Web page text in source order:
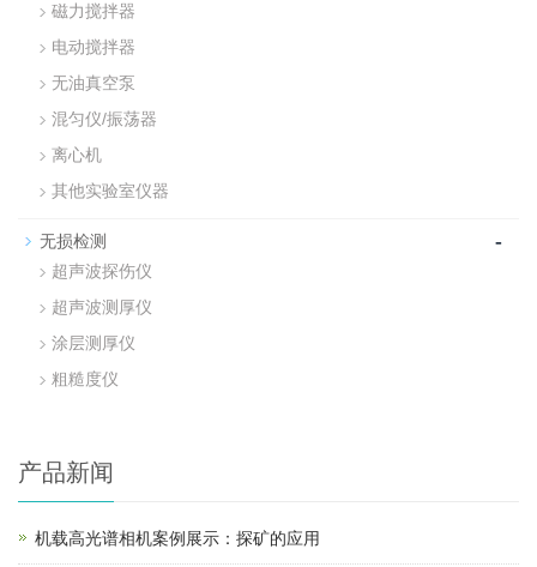
磁力搅拌器
电动搅拌器
无油真空泵
混匀仪/振荡器
离心机
其他实验室仪器
无损检测 -
超声波探伤仪
超声波测厚仪
涂层测厚仪
粗糙度仪
产品新闻
机载高光谱相机案例展示：探矿的应用